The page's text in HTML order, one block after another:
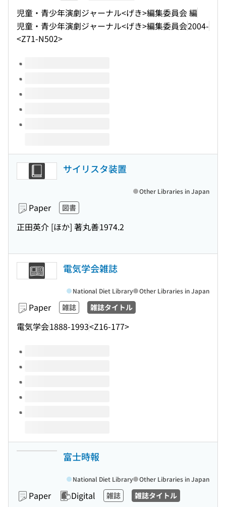
児童・青少年演劇ジャーナル<げき>編集委員会 編
児童・青少年演劇ジャーナル<げき>編集委員会2004-
<Z71-N502>
Volumes of this title
サイリスタ装置
Paper 図書
正田英介 [ほか] 著丸善1974.2
Other Libraries in Japan
電気学会雑誌
Paper 雑誌 雑誌タイトル
電気学会1888-1993<Z16-177>
National Diet Library Other Libraries in Japan
Volumes of this title
富士時報
Paper Digital 雑誌 雑誌タイトル
National Diet Library Other Libraries in Japan